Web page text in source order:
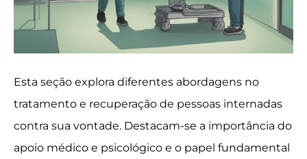
Esta seção explora diferentes abordagens no
tratamento e recuperação de pessoas internadas
contra sua vontade. Destacam-se a importância do
apoio médico e psicológico e o papel fundamental